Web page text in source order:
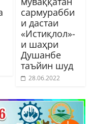
сармурабби
и дастаи
«Истиқлол»-
и шаҳри
Душанбе
таъйин шуд
28.06.2022